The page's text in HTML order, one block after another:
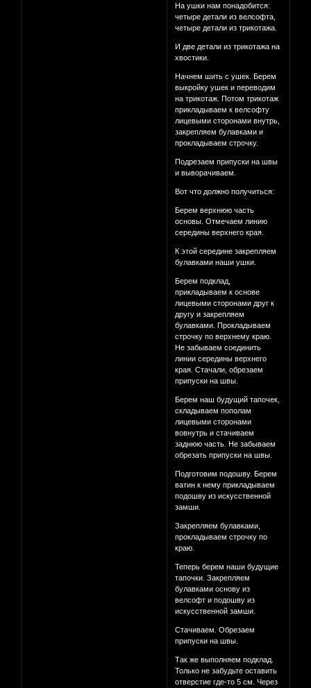
На ушки нам понадобится:
четыре детали из велсофта,
четыре детали из трикотажа.
И две детали из трикотажа на
хвостики.
Начнем шить с ушек. Берем
выкройку ушек и переводим
на трикотаж. Потом трикотаж
прикладываем к велсофту
лицевыми сторонами внутрь,
закрепляем булавками и
прокладываем строчку.
Подрезаем припуски на швы
и выворачиваем.
Вот что должно получиться:
Берем верхнюю часть
основы. Отмечаем линию
середины верхнего края.
К этой середине закрепляем
булавками наши ушки.
Берем подклад,
прикладываем к основе
лицевыми сторонами друг к
другу и закрепляем
булавками. Прокладываем
строчку по верхнему краю.
Не забываем соединить
линии середины верхнего
края. Стачали, обрезаем
припуски на швы.
Берем наш будущий тапочек,
складываем пополам
лицевыми сторонами
вовнутрь и стачиваем
заднюю часть. Не забываем
обрезать припуски на швы.
Подготовим подошву. Берем
ватин к нему прикладываем
подошву из искусственной
замши.
Закрепляем булавками,
прокладываем строчку по
краю.
Теперь берем наши будущие
тапочки. Закрепляем
булавками основу из
велсофт и подошву из
искусственной замши.
Стачиваем. Обрезаем
припуски на швы.
Так же выполняем подклад.
Только не забудьте оставить
отверстие где-то 5 см. Через